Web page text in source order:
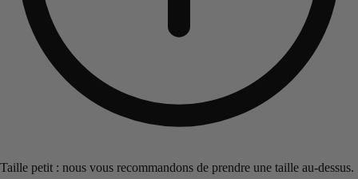
Taille petit : nous vous recommandons de prendre une taille au-dessus.